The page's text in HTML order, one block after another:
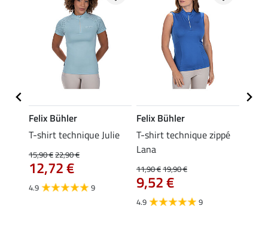
Felix Bühler
T-shirt technique Julie
15,90 €22,90 €
12,72 €
4.9 9
Felix Bühler
T-shirt technique zippé
Lana
11,90 €19,90 €
9,52 €
4.9 9